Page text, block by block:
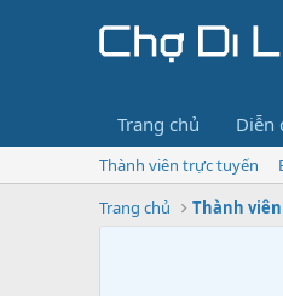
Trang chủ Diễn
Thành viên trực tuyến
Trang chủ
Thành viên